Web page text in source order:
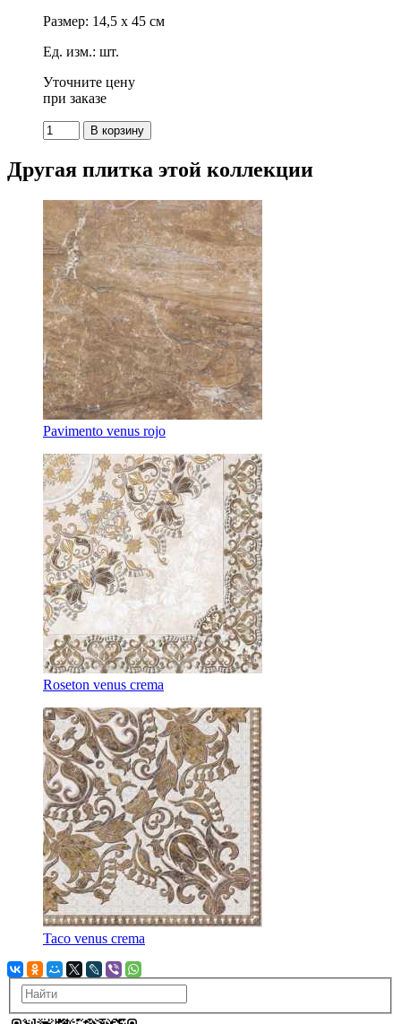
Размер: 14,5 x 45 см
Ед. изм.: шт.
Уточните цену
при заказе
Другая плитка этой коллекции
Pavimento venus rojo
Roseton venus crema
Taco venus crema